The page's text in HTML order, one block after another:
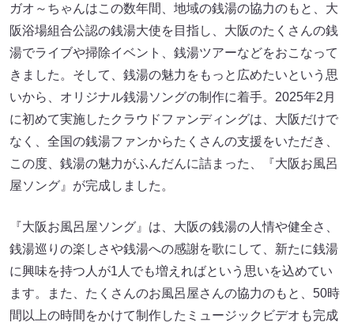
ガオ～ちゃんはこの数年間、地域の銭湯の協力のもと、大
阪浴場組合公認の銭湯大使を目指し、大阪のたくさんの銭
湯でライブや掃除イベント、銭湯ツアーなどをおこなって
きました。そして、銭湯の魅力をもっと広めたいという思
いから、オリジナル銭湯ソングの制作に着手。2025年2月
に初めて実施したクラウドファンディングは、大阪だけで
なく、全国の銭湯ファンからたくさんの支援をいただき、
この度、銭湯の魅力がふんだんに詰まった、『大阪お風呂
屋ソング』が完成しました。
『大阪お風呂屋ソング』は、大阪の銭湯の人情や健全さ、
銭湯巡りの楽しさや銭湯への感謝を歌にして、新たに銭湯
に興味を持つ人が1人でも増えればという思いを込めてい
ます。また、たくさんのお風呂屋さんの協力のもと、50時
間以上の時間をかけて制作したミュージックビデオも完成